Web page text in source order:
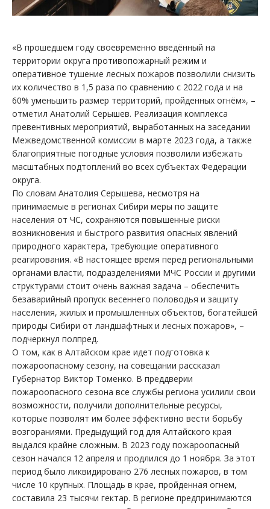
«В прошедшем году своевременно введённый на
территории округа противопожарный режим и
оперативное тушение лесных пожаров позволили снизить
их количество в 1,5 раза по сравнению с 2022 года и на
60% уменьшить размер территорий, пройденных огнём», –
отметил Анатолий Серышев. Реализация комплекса
превентивных мероприятий, выработанных на заседании
Межведомственной комиссии в марте 2023 года, а также
благоприятные погодные условия позволили избежать
масштабных подтоплений во всех субъектах Федерации
округа.
По словам Анатолия Серышева, несмотря на
принимаемые в регионах Сибири меры по защите
населения от ЧС, сохраняются повышенные риски
возникновения и быстрого развития опасных явлений
природного характера, требующие оперативного
реагирования. «В настоящее время перед региональными
органами власти, подразделениями МЧС России и другими
структурами стоит очень важная задача – обеспечить
безаварийный пропуск весеннего половодья и защиту
населения, жилых и промышленных объектов, богатейшей
природы Сибири от ландшафтных и лесных пожаров», –
подчеркнул полпред.
О том, как в Алтайском крае идет подготовка к
пожароопасному сезону, на совещании рассказал
Губернатор Виктор Томенко. В преддверии
пожароопасного сезона все службы региона усилили свои
возможности, получили дополнительные ресурсы,
которые позволят им более эффективно вести борьбу
возгораниями. Предыдущий год для Алтайского края
выдался крайне сложным. В 2023 году пожароопасный
сезон начался 12 апреля и продлился до 1 ноября. За этот
период было ликвидировано 276 лесных пожаров, в том
числе 10 крупных. Площадь в крае, пройденная огнем,
составила 23 тысячи гектар. В регионе предпринимаются